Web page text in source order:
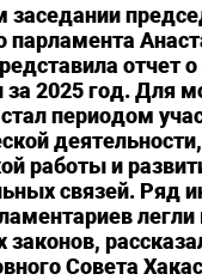
заседании
отчет о
за 2025 год. Для
периодом
работы и
связей. Ряд
легли
законов,
Совета